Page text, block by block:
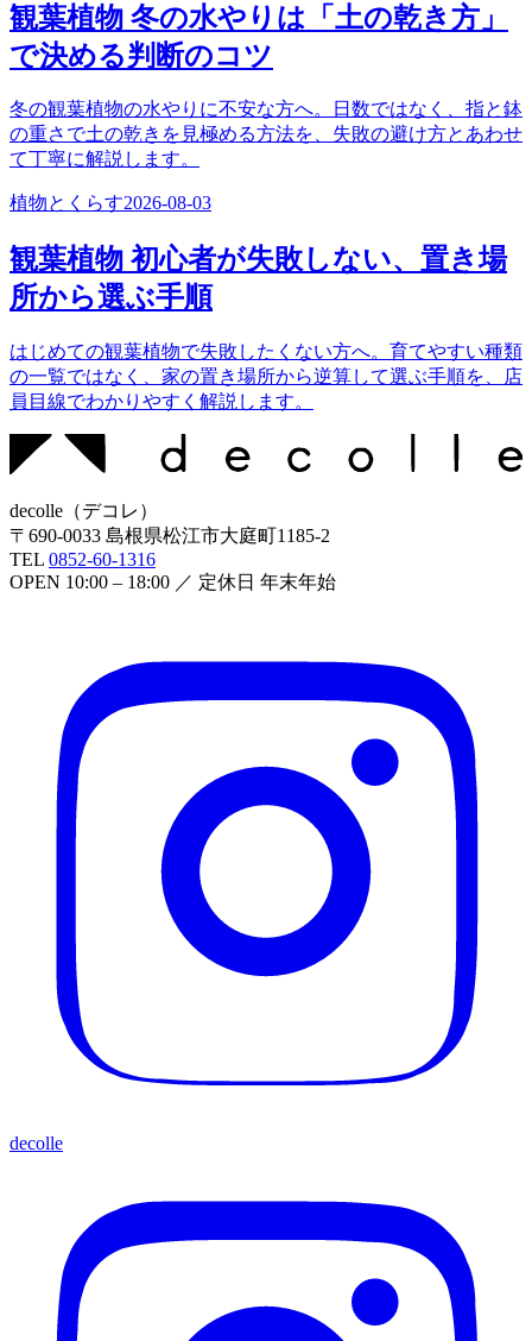
観葉植物 冬の水やりは「土の乾き方」
で決める判断のコツ
冬の観葉植物の水やりに不安な方へ。日数ではなく、指と鉢
の重さで土の乾きを見極める方法を、失敗の避け方とあわせ
て丁寧に解説します。
植物とくらす2026-08-03
観葉植物 初心者が失敗しない、置き場
所から選ぶ手順
はじめての観葉植物で失敗したくない方へ。育てやすい種類
の一覧ではなく、家の置き場所から逆算して選ぶ手順を、店
員目線でわかりやすく解説します。
decolle （デコレ ）
〒 690-0033 島根県松江市大庭町1185-2
TEL 0852-60-1316
OPEN 10:00 – 18:00 ／ 定休日 年末年始
decolle